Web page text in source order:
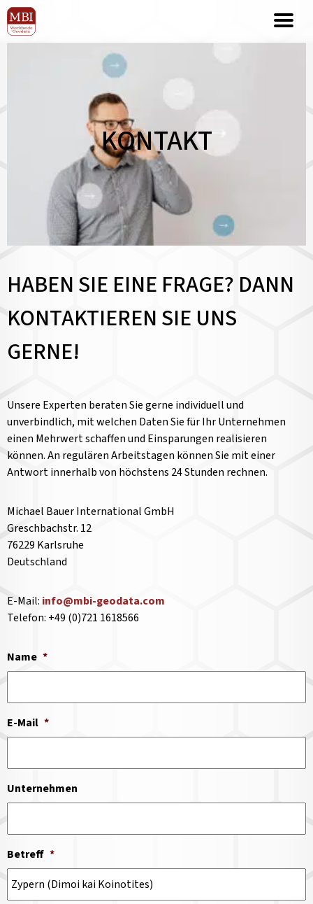
KONTAKT
HABEN SIE EINE FRAGE? DANN
KONTAKTIEREN SIE UNS
GERNE!
Unsere Experten beraten Sie gerne individuell und
unverbindlich, mit welchen Daten Sie für Ihr Unternehmen
einen Mehrwert schaffen und Einsparungen realisieren
können. An regulären Arbeitstagen können Sie mit einer
Antwort innerhalb von höchstens 24 Stunden rechnen.
Michael Bauer International GmbH
Greschbachstr. 12
76229 Karlsruhe
Deutschland
E-Mail: info@mbi-geodata.com
Telefon: +49 (0)721 1618566
Name *
E-Mail *
Unternehmen
Betreff *